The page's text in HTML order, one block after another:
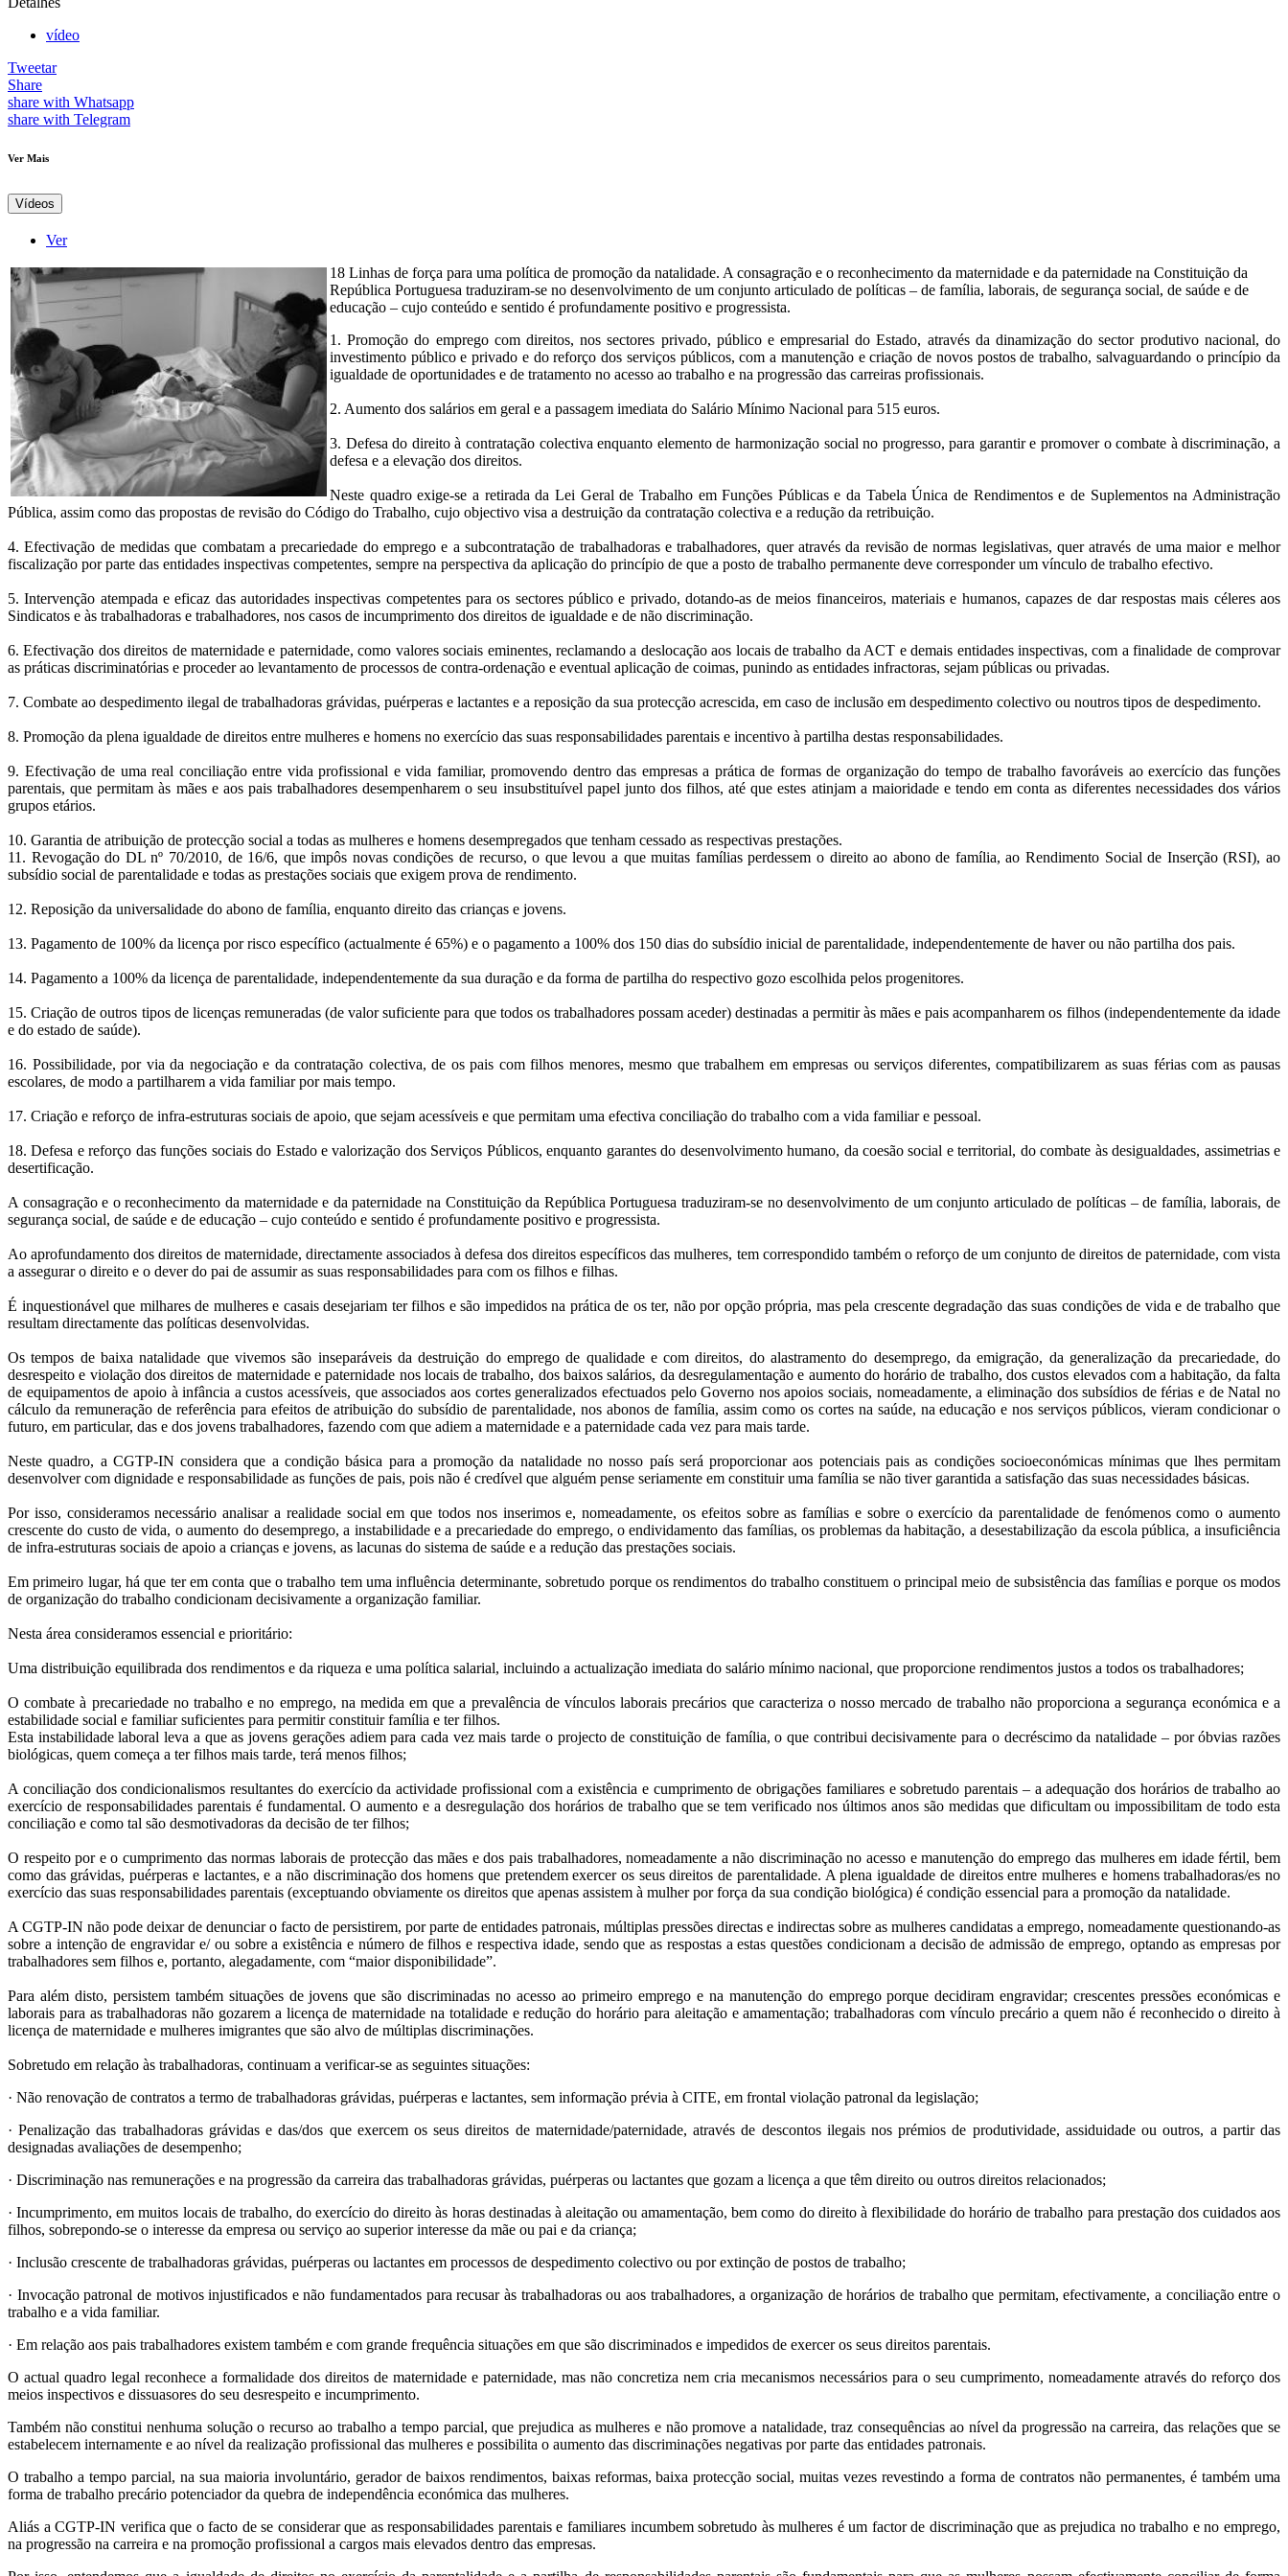
vídeo
Tweetar
Share
share with Whatsapp
share with Telegram
Ver Mais
Vídeos
Ver
18 Linhas de força para uma política de promoção da natalidade. A consagração e o reconhecimento da maternidade e da paternidade na Constituição da
República Portuguesa traduziram-se no desenvolvimento de um conjunto articulado de políticas – de família, laborais, de segurança social, de saúde e de
educação – cujo conteúdo e sentido é profundamente positivo e progressista.
1. Promoção do emprego com direitos, nos sectores privado, público e empresarial do Estado, através da dinamização do sector produtivo nacional, do
investimento público e privado e do reforço dos serviços públicos, com a manutenção e criação de novos postos de trabalho, salvaguardando o princípio da
igualdade de oportunidades e de tratamento no acesso ao trabalho e na progressão das carreiras profissionais.
2. Aumento dos salários em geral e a passagem imediata do Salário Mínimo Nacional para 515 euros.
3. Defesa do direito à contratação colectiva enquanto elemento de harmonização social no progresso, para garantir e promover o combate à discriminação, a
defesa e a elevação dos direitos.
Neste quadro exige-se a retirada da Lei Geral de Trabalho em Funções Públicas e da Tabela Única de Rendimentos e de Suplementos na Administração
Pública, assim como das propostas de revisão do Código do Trabalho, cujo objectivo visa a destruição da contratação colectiva e a redução da retribuição.
4. Efectivação de medidas que combatam a precariedade do emprego e a subcontratação de trabalhadoras e trabalhadores, quer através da revisão de normas legislativas, quer através de uma maior e melhor
fiscalização por parte das entidades inspectivas competentes, sempre na perspectiva da aplicação do princípio de que a posto de trabalho permanente deve corresponder um vínculo de trabalho efectivo.
5. Intervenção atempada e eficaz das autoridades inspectivas competentes para os sectores público e privado, dotando-as de meios financeiros, materiais e humanos, capazes de dar respostas mais céleres aos
Sindicatos e às trabalhadoras e trabalhadores, nos casos de incumprimento dos direitos de igualdade e de não discriminação.
6. Efectivação dos direitos de maternidade e paternidade, como valores sociais eminentes, reclamando a deslocação aos locais de trabalho da ACT e demais entidades inspectivas, com a finalidade de comprovar
as práticas discriminatórias e proceder ao levantamento de processos de contra-ordenação e eventual aplicação de coimas, punindo as entidades infractoras, sejam públicas ou privadas.
7. Combate ao despedimento ilegal de trabalhadoras grávidas, puérperas e lactantes e a reposição da sua protecção acrescida, em caso de inclusão em despedimento colectivo ou noutros tipos de despedimento.
8. Promoção da plena igualdade de direitos entre mulheres e homens no exercício das suas responsabilidades parentais e incentivo à partilha destas responsabilidades.
9. Efectivação de uma real conciliação entre vida profissional e vida familiar, promovendo dentro das empresas a prática de formas de organização do tempo de trabalho favoráveis ao exercício das funções
parentais, que permitam às mães e aos pais trabalhadores desempenharem o seu insubstituível papel junto dos filhos, até que estes atinjam a maioridade e tendo em conta as diferentes necessidades dos vários
grupos etários.
10. Garantia de atribuição de protecção social a todas as mulheres e homens desempregados que tenham cessado as respectivas prestações.
11. Revogação do DL nº 70/2010, de 16/6, que impôs novas condições de recurso, o que levou a que muitas famílias perdessem o direito ao abono de família, ao Rendimento Social de Inserção (RSI), ao
subsídio social de parentalidade e todas as prestações sociais que exigem prova de rendimento.
12. Reposição da universalidade do abono de família, enquanto direito das crianças e jovens.
13. Pagamento de 100% da licença por risco específico (actualmente é 65%) e o pagamento a 100% dos 150 dias do subsídio inicial de parentalidade, independentemente de haver ou não partilha dos pais.
14. Pagamento a 100% da licença de parentalidade, independentemente da sua duração e da forma de partilha do respectivo gozo escolhida pelos progenitores.
15. Criação de outros tipos de licenças remuneradas (de valor suficiente para que todos os trabalhadores possam aceder) destinadas a permitir às mães e pais acompanharem os filhos (independentemente da idade
e do estado de saúde).
16. Possibilidade, por via da negociação e da contratação colectiva, de os pais com filhos menores, mesmo que trabalhem em empresas ou serviços diferentes, compatibilizarem as suas férias com as pausas
escolares, de modo a partilharem a vida familiar por mais tempo.
17. Criação e reforço de infra-estruturas sociais de apoio, que sejam acessíveis e que permitam uma efectiva conciliação do trabalho com a vida familiar e pessoal.
18. Defesa e reforço das funções sociais do Estado e valorização dos Serviços Públicos, enquanto garantes do desenvolvimento humano, da coesão social e territorial, do combate às desigualdades, assimetrias e
desertificação.
A consagração e o reconhecimento da maternidade e da paternidade na Constituição da República Portuguesa traduziram-se no desenvolvimento de um conjunto articulado de políticas – de família, laborais, de
segurança social, de saúde e de educação – cujo conteúdo e sentido é profundamente positivo e progressista.
Ao aprofundamento dos direitos de maternidade, directamente associados à defesa dos direitos específicos das mulheres, tem correspondido também o reforço de um conjunto de direitos de paternidade, com vista
a assegurar o direito e o dever do pai de assumir as suas responsabilidades para com os filhos e filhas.
É inquestionável que milhares de mulheres e casais desejariam ter filhos e são impedidos na prática de os ter, não por opção própria, mas pela crescente degradação das suas condições de vida e de trabalho que
resultam directamente das políticas desenvolvidas.
Os tempos de baixa natalidade que vivemos são inseparáveis da destruição do emprego de qualidade e com direitos, do alastramento do desemprego, da emigração, da generalização da precariedade, do
desrespeito e violação dos direitos de maternidade e paternidade nos locais de trabalho, dos baixos salários, da desregulamentação e aumento do horário de trabalho, dos custos elevados com a habitação, da falta
de equipamentos de apoio à infância a custos acessíveis, que associados aos cortes generalizados efectuados pelo Governo nos apoios sociais, nomeadamente, a eliminação dos subsídios de férias e de Natal no
cálculo da remuneração de referência para efeitos de atribuição do subsídio de parentalidade, nos abonos de família, assim como os cortes na saúde, na educação e nos serviços públicos, vieram condicionar o
futuro, em particular, das e dos jovens trabalhadores, fazendo com que adiem a maternidade e a paternidade cada vez para mais tarde.
Neste quadro, a CGTP-IN considera que a condição básica para a promoção da natalidade no nosso país será proporcionar aos potenciais pais as condições socioeconómicas mínimas que lhes permitam
desenvolver com dignidade e responsabilidade as funções de pais, pois não é credível que alguém pense seriamente em constituir uma família se não tiver garantida a satisfação das suas necessidades básicas.
Por isso, consideramos necessário analisar a realidade social em que todos nos inserimos e, nomeadamente, os efeitos sobre as famílias e sobre o exercício da parentalidade de fenómenos como o aumento
crescente do custo de vida, o aumento do desemprego, a instabilidade e a precariedade do emprego, o endividamento das famílias, os problemas da habitação, a desestabilização da escola pública, a insuficiência
de infra-estruturas sociais de apoio a crianças e jovens, as lacunas do sistema de saúde e a redução das prestações sociais.
Em primeiro lugar, há que ter em conta que o trabalho tem uma influência determinante, sobretudo porque os rendimentos do trabalho constituem o principal meio de subsistência das famílias e porque os modos
de organização do trabalho condicionam decisivamente a organização familiar.
Nesta área consideramos essencial e prioritário:
Uma distribuição equilibrada dos rendimentos e da riqueza e uma política salarial, incluindo a actualização imediata do salário mínimo nacional, que proporcione rendimentos justos a todos os trabalhadores;
O combate à precariedade no trabalho e no emprego, na medida em que a prevalência de vínculos laborais precários que caracteriza o nosso mercado de trabalho não proporciona a segurança económica e a
estabilidade social e familiar suficientes para permitir constituir família e ter filhos.
Esta instabilidade laboral leva a que as jovens gerações adiem para cada vez mais tarde o projecto de constituição de família, o que contribui decisivamente para o decréscimo da natalidade – por óbvias razões
biológicas, quem começa a ter filhos mais tarde, terá menos filhos;
A conciliação dos condicionalismos resultantes do exercício da actividade profissional com a existência e cumprimento de obrigações familiares e sobretudo parentais – a adequação dos horários de trabalho ao
exercício de responsabilidades parentais é fundamental. O aumento e a desregulação dos horários de trabalho que se tem verificado nos últimos anos são medidas que dificultam ou impossibilitam de todo esta
conciliação e como tal são desmotivadoras da decisão de ter filhos;
O respeito por e o cumprimento das normas laborais de protecção das mães e dos pais trabalhadores, nomeadamente a não discriminação no acesso e manutenção do emprego das mulheres em idade fértil, bem
como das grávidas, puérperas e lactantes, e a não discriminação dos homens que pretendem exercer os seus direitos de parentalidade. A plena igualdade de direitos entre mulheres e homens trabalhadoras/es no
exercício das suas responsabilidades parentais (exceptuando obviamente os direitos que apenas assistem à mulher por força da sua condição biológica) é condição essencial para a promoção da natalidade.
A CGTP-IN não pode deixar de denunciar o facto de persistirem, por parte de entidades patronais, múltiplas pressões directas e indirectas sobre as mulheres candidatas a emprego, nomeadamente questionando-as
sobre a intenção de engravidar e/ ou sobre a existência e número de filhos e respectiva idade, sendo que as respostas a estas questões condicionam a decisão de admissão de emprego, optando as empresas por
trabalhadores sem filhos e, portanto, alegadamente, com “maior disponibilidade”.
Para além disto, persistem também situações de jovens que são discriminadas no acesso ao primeiro emprego e na manutenção do emprego porque decidiram engravidar; crescentes pressões económicas e
laborais para as trabalhadoras não gozarem a licença de maternidade na totalidade e redução do horário para aleitação e amamentação; trabalhadoras com vínculo precário a quem não é reconhecido o direito à
licença de maternidade e mulheres imigrantes que são alvo de múltiplas discriminações.
Sobretudo em relação às trabalhadoras, continuam a verificar-se as seguintes situações:
· Não renovação de contratos a termo de trabalhadoras grávidas, puérperas e lactantes, sem informação prévia à CITE, em frontal violação patronal da legislação;
· Penalização das trabalhadoras grávidas e das/dos que exercem os seus direitos de maternidade/paternidade, através de descontos ilegais nos prémios de produtividade, assiduidade ou outros, a partir das
designadas avaliações de desempenho;
· Discriminação nas remunerações e na progressão da carreira das trabalhadoras grávidas, puérperas ou lactantes que gozam a licença a que têm direito ou outros direitos relacionados;
· Incumprimento, em muitos locais de trabalho, do exercício do direito às horas destinadas à aleitação ou amamentação, bem como do direito à flexibilidade do horário de trabalho para prestação dos cuidados aos
filhos, sobrepondo-se o interesse da empresa ou serviço ao superior interesse da mãe ou pai e da criança;
· Inclusão crescente de trabalhadoras grávidas, puérperas ou lactantes em processos de despedimento colectivo ou por extinção de postos de trabalho;
· Invocação patronal de motivos injustificados e não fundamentados para recusar às trabalhadoras ou aos trabalhadores, a organização de horários de trabalho que permitam, efectivamente, a conciliação entre o
trabalho e a vida familiar.
· Em relação aos pais trabalhadores existem também e com grande frequência situações em que são discriminados e impedidos de exercer os seus direitos parentais.
O actual quadro legal reconhece a formalidade dos direitos de maternidade e paternidade, mas não concretiza nem cria mecanismos necessários para o seu cumprimento, nomeadamente através do reforço dos
meios inspectivos e dissuasores do seu desrespeito e incumprimento.
Também não constitui nenhuma solução o recurso ao trabalho a tempo parcial, que prejudica as mulheres e não promove a natalidade, traz consequências ao nível da progressão na carreira, das relações que se
estabelecem internamente e ao nível da realização profissional das mulheres e possibilita o aumento das discriminações negativas por parte das entidades patronais.
O trabalho a tempo parcial, na sua maioria involuntário, gerador de baixos rendimentos, baixas reformas, baixa protecção social, muitas vezes revestindo a forma de contratos não permanentes, é também uma
forma de trabalho precário potenciador da quebra de independência económica das mulheres.
Aliás a CGTP-IN verifica que o facto de se considerar que as responsabilidades parentais e familiares incumbem sobretudo às mulheres é um factor de discriminação que as prejudica no trabalho e no emprego,
na progressão na carreira e na promoção profissional a cargos mais elevados dentro das empresas.